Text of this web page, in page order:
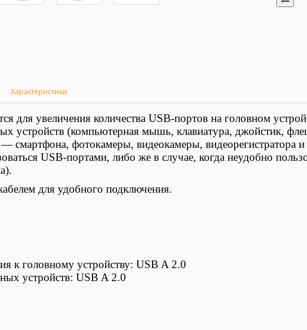
Характеристики
для увеличения количества USB-портов на головном
устройств (компьютерная мышь, клавиатура, джойстик,
— смартфона, фотокамеры, видеокамеры, видеорегистратора
USB-портами, либо же в случае, когда неудобно
для удобного подключения.
к головному устройству: USB A 2.0
устройств: USB A 2.0